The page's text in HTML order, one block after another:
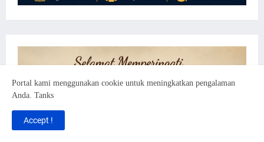
Portal kami menggunakan cookie untuk meningkatkan pengalaman
Anda. Tanks
Accept !